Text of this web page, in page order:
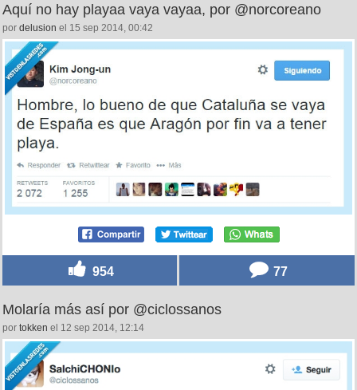
Aquí no hay playaa vaya vayaa, por @norcoreano
por delusion el 15 sep 2014, 00:42
954 77
Molaría más así por @ciclossanos
por tokken el 12 sep 2014, 12:14